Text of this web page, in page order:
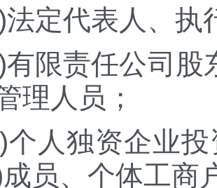
法定代表人、执
有限责任公司股
理人员；
个人独资企业
员、个体工商